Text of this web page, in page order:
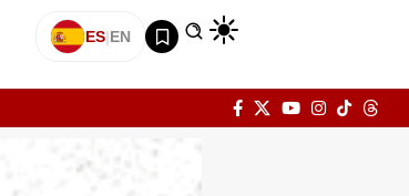
ES|EN